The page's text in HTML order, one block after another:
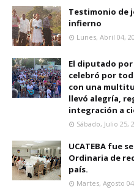
Testimonio de
infierno
Lunes, Abril 04,
El diputado por
celebró por
con una
llevó alegría,
integración a
Sábado, Julio 25,
UCATEBA fue
Ordinaria de
país.
Martes, Agosto